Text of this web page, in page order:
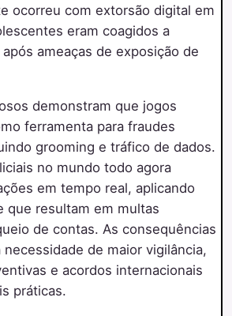
ocorreu com extorsão digital em
eram coagidos a
ameaças de exposição de
demonstram que jogos
ferramenta para fraudes
grooming e tráfico de dados.
no mundo todo agora
em tempo real, aplicando
que resultam em multas
de contas. As consequências
de maior vigilância,
e acordos internacionais
práticas.